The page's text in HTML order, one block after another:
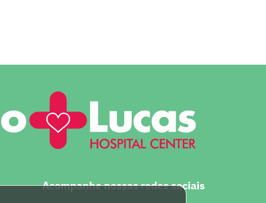
Acompanhe nossas redes sociais